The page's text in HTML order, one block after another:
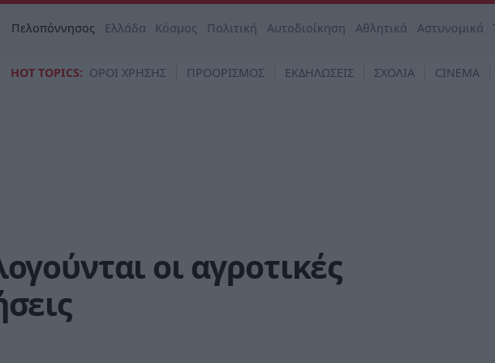
Πελοπόννησος Ελλάδα Κόσμος Πολιτική Αυτοδιοίκηση Αθλητικά Αστυνομικά
HOT TOPICS: ΟΡΟΙ ΧΡΗΣΗΣ ΠΡΟΟΡΙΣΜΟΣ ΕΚΔΗΛΩΣΕΙΣ ΣΧΟΛΙΑ CINEMA
οι αγροτικές